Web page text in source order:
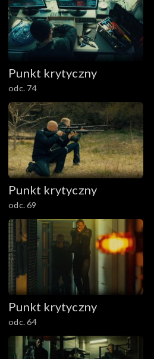
Punkt krytyczny
odc. 74
Punkt krytyczny
odc. 69
Punkt krytyczny
odc. 64